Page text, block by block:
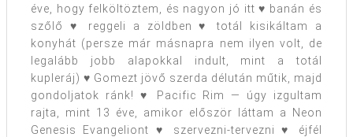
éve, hogy felköltöztem, és nagyon jó itt ♥ banán és
szőlő ♥ reggeli a zöldben ♥ totál kisikáltam a
konyhát (persze már másnapra nem ilyen volt, de
legalább jobb alapokkal indult, mint a totál
kupleráj) ♥ Gomezt jövő szerda délután műtik, majd
gondoljatok ránk! ♥ Pacific Rim — úgy izgultam
rajta, mint 13 éve, amikor először láttam a Neon
Genesis Evangeliont ♥ szervezni-tervezni ♥ éjfél